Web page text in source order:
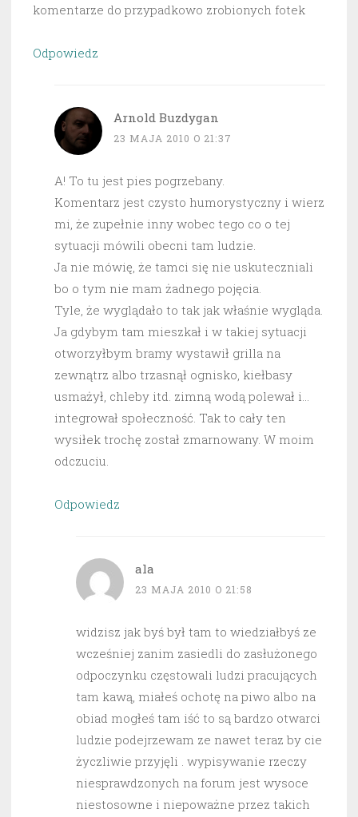
komentarze do przypadkowo zrobionych fotek
Odpowiedz
Arnold Buzdygan
23 MAJA 2010 O 21:37
A! To tu jest pies pogrzebany.
Komentarz jest czysto humorystyczny i wierz
mi, że zupełnie inny wobec tego co o tej
sytuacji mówili obecni tam ludzie.
Ja nie mówię, że tamci się nie uskuteczniali
bo o tym nie mam żadnego pojęcia.
Tyle, że wyglądało to tak jak właśnie wygląda.
Ja gdybym tam mieszkał i w takiej sytuacji
otworzyłbym bramy wystawił grilla na
zewnątrz albo trzasnął ognisko, kiełbasy
usmażył, chleby itd. zimną wodą polewał i…
integrował społeczność. Tak to cały ten
wysiłek trochę został zmarnowany. W moim
odczuciu.
Odpowiedz
ala
23 MAJA 2010 O 21:58
widzisz jak byś był tam to wiedziałbyś ze
wcześniej zanim zasiedli do zasłużonego
odpoczynku częstowali ludzi pracujących
tam kawą, miałeś ochotę na piwo albo na
obiad mogłeś tam iść to są bardzo otwarci
ludzie podejrzewam ze nawet teraz by cie
życzliwie przyjęli . wypisywanie rzeczy
niesprawdzonych na forum jest wysoce
niestosowne i niepoważne przez takich